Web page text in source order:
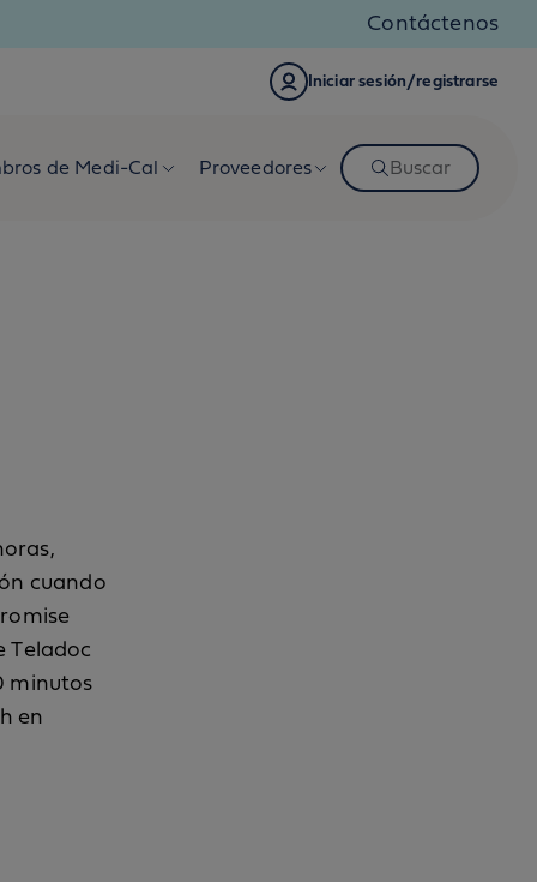
Contáctenos
Iniciar sesión/registrarse
de Medi-Cal Proveedores Buscar
cuando
Teladoc
minutos
en